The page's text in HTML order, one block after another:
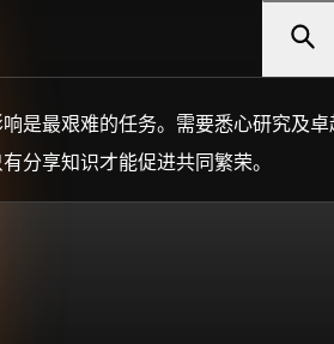
是最艰难的任务。需要悉心研究及
分享知识才能促进共同繁荣。